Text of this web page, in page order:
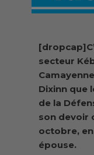
secteur
Dixinn que
de la
son devoir
octobre, en
épouse.